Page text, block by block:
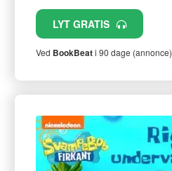
LYT GRATIS
Ved BookBeati 90 dage (annonce)